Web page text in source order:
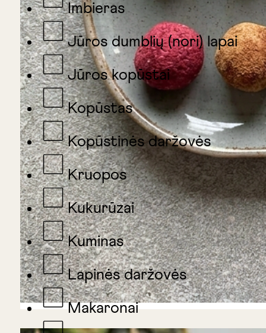
Imbieras
Jūros dumblių (nori) lapai
Jūros kopūstai
Kopūstas
Kopūstinės daržovės
Kruopos
Kukurūzai
Kuminas
Lapinės daržovės
Makaronai